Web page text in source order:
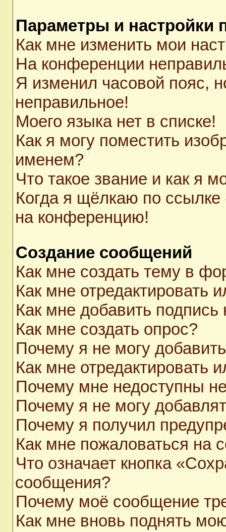
Параметры и настройки
Как мне изменить мои
На конференции
Я изменил часовой пояс,
неправильное!
Моего языка нет в списке!
Как я могу поместить
именем?
Что такое звание и как я
Когда я щёлкаю по ссылке
на конференцию!
Создание сообщений
Как мне создать тему в
Как мне отредактировать
Как мне добавить
Как мне создать опрос?
Почему я не могу
Как мне отредактировать
Почему мне недоступны
Почему я не могу
Почему я получил
Как мне пожаловаться на
Что означает кнопка
сообщения?
Почему моё сообщение
Как мне вновь поднять